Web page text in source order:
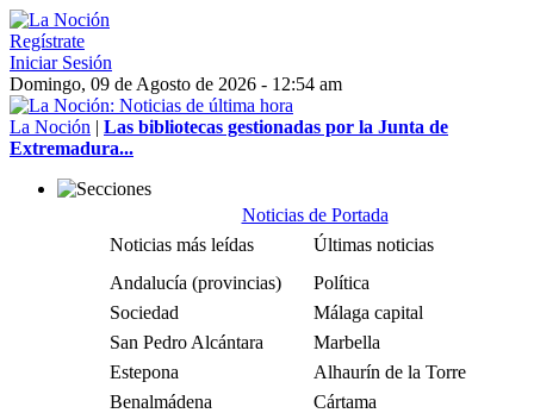
Regístrate
Iniciar Sesión
Domingo, 09 de Agosto de 2026 - 12:54 am
La Noción | Las bibliotecas gestionadas por la Junta de
Extremadura...
Noticias de Portada
Noticias más leídas
Últimas noticias
Andalucía (provincias)
Política
Sociedad
Málaga capital
San Pedro Alcántara
Marbella
Estepona
Alhaurín de la Torre
Benalmádena
Cártama